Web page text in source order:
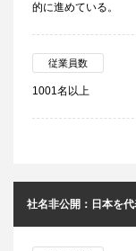
的に進めている。
従業員数
1001名以上
社名非公開：日本を